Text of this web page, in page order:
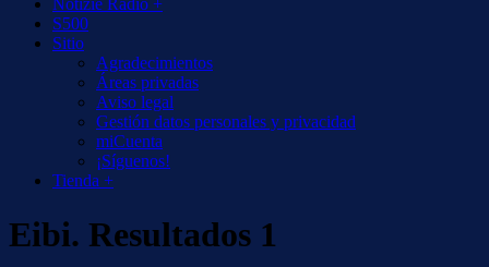
Notizie Radio +
S500
Sitio
Agradecimientos
Áreas privadas
Aviso legal
Gestión datos personales y privacidad
miCuenta
¡Síguenos!
Tienda +
Eibi. Resultados 1